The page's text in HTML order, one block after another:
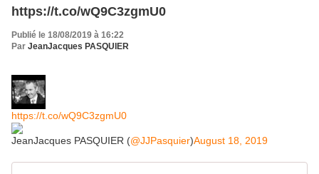
https://t.co/wQ9C3zgmU0
Publié le 18/08/2019 à 16:22
Par JeanJacques PASQUIER
https://t.co/wQ9C3zgmU0
JeanJacques PASQUIER (@JJPasquier)August 18, 2019